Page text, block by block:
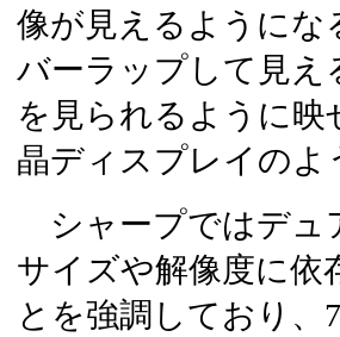
像が見えるようにな
バーラップして見え
を見られるように
晶ディスプレイの
シャープではデュ
サイズや解像度に依
とを強調しており